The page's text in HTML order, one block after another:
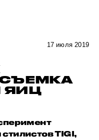
17 июля 2019
ЯИЦ
TIGI,